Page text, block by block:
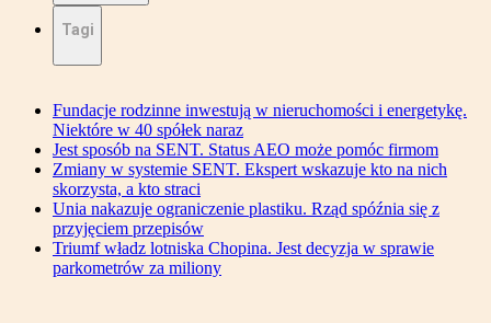
Tagi
Fundacje rodzinne inwestują w nieruchomości i energetykę.
Niektóre w 40 spółek naraz
Jest sposób na SENT. Status AEO może pomóc firmom
Zmiany w systemie SENT. Ekspert wskazuje kto na nich
skorzysta, a kto straci
Unia nakazuje ograniczenie plastiku. Rząd spóźnia się z
przyjęciem przepisów
Triumf władz lotniska Chopina. Jest decyzja w sprawie
parkometrów za miliony